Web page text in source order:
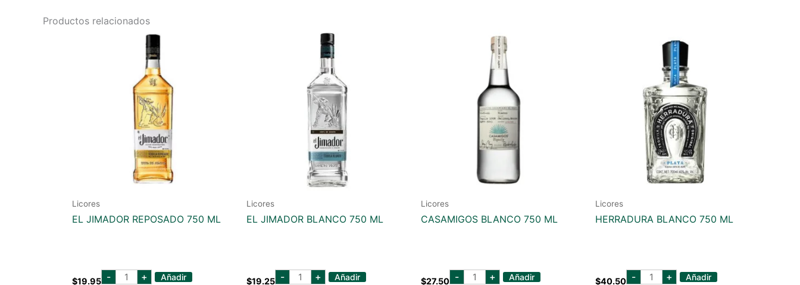
Productos relacionados
Licores
EL JIMADOR REPOSADO 750 ML
$19.95 - EL
+ Añadir
Licores
EL JIMADOR BLANCO 750 ML
$19.25 - EL
+ Añadir
Licores
CASAMIGOS BLANCO 750 ML
$27.50 - casamigos
+ Añadir
Licores
HERRADURA BLANCO 750 ML
$40.50 - herradura
+ Añadir